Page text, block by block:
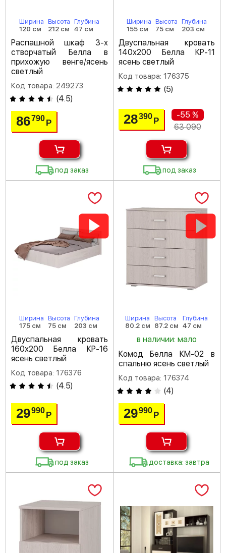
Ширина
120 см
Высота
212 см
Глубина
47 см
Распашной шкаф 3-х
створчатый Белла в
прихожую венге/ясень
светлый
Код товара: 249273
(4.5)
86790Р
под заказ
Ширина
155 см
Высота
75 см
Глубина
203 см
Двуспальная кровать
140х200 Белла КР-11
ясень светлый
Код товара: 176375
(5)
28390 Р
-55 %
63 090
под заказ
Ширина
175 см
Высота
75 см
Глубина
203 см
Двуспальная кровать
160х200 Белла КР-16
ясень светлый
Код товара: 176376
(4.5)
29990Р
под заказ
Ширина
80.2 см
Высота
87.2 см
Глубина
47 см
в наличии: мало
Комод Белла КМ-02 в
спальню ясень светлый
Код товара: 176374
(4)
29990 Р
доставка: завтра